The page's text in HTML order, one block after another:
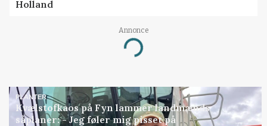
Holland
Annonce
Loading...
PLANTER
Kvælstofkaos på Fyn lammer landmænds
såplaner: - Jeg føler mig pisset på